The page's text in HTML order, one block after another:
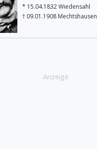
* 15.04.1832 Wiedensahl
† 09.01.1908 Mechtshausen
Anzeige